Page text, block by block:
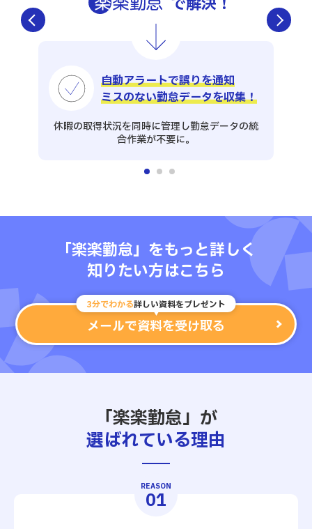
Previous
自動アラートで誤りを通知
ミスのない勤怠データを収集！
の取得状況を同時に管理し勤怠データの統
合作業が不要に。
Next
「楽楽勤怠」をもっと詳しく
知りたい方はこちら
3分でわかる詳しい資料をプレゼント
メールで資料を受け取る
「楽楽勤怠」が
選ばれている理由
REASON
01